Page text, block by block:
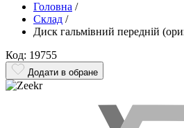
Головна /
Склад /
Диск гальмівний передній
Код: 19755
Додати в обране